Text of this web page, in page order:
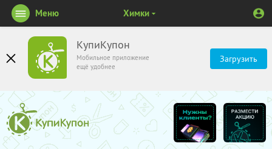
КупиКупон
Мобильное приложение
ещё удобнее
Загрузить
Меню Химки